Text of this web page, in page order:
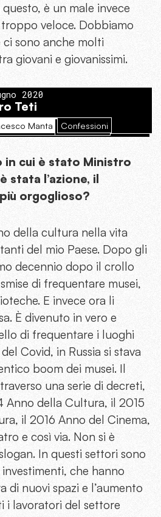
è un male invece
veloce. Dobbiamo
sono anche molti
giovani e giovanissimi.
2020
Teti
Manta Confessioni
in cui è stato Ministro
stata l’azione, il
orgoglioso?
della cultura nella vita
del mio Paese. Dopo gli
decennio dopo il crollo
di frequentare musei,
E invece ora li
È divenuto in vero e
di frequentare i luoghi
Covid, in Russia si stava
boom dei musei. Il
una serie di decreti,
Anno della Cultura, il 2015
il 2016 Anno del Cinema,
e così via. Non si è
In questi settori sono
che hanno
di nuovi spazi e l’aumento
i lavoratori del settore